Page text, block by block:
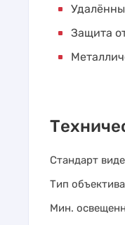
Защита
Стандарт
Тип объектива
Мин.